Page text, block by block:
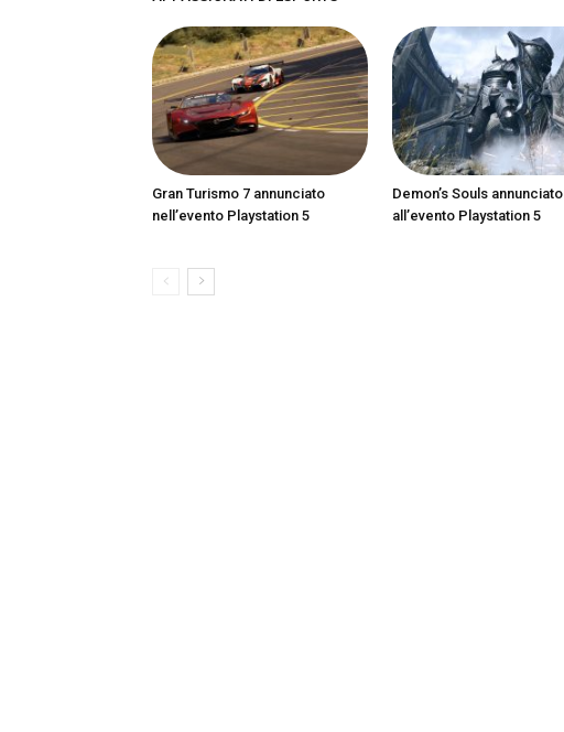
Gran Turismo 7 annunciato
nell’evento Playstation 5
Demon’s Souls annunciato
all’evento Playstation 5